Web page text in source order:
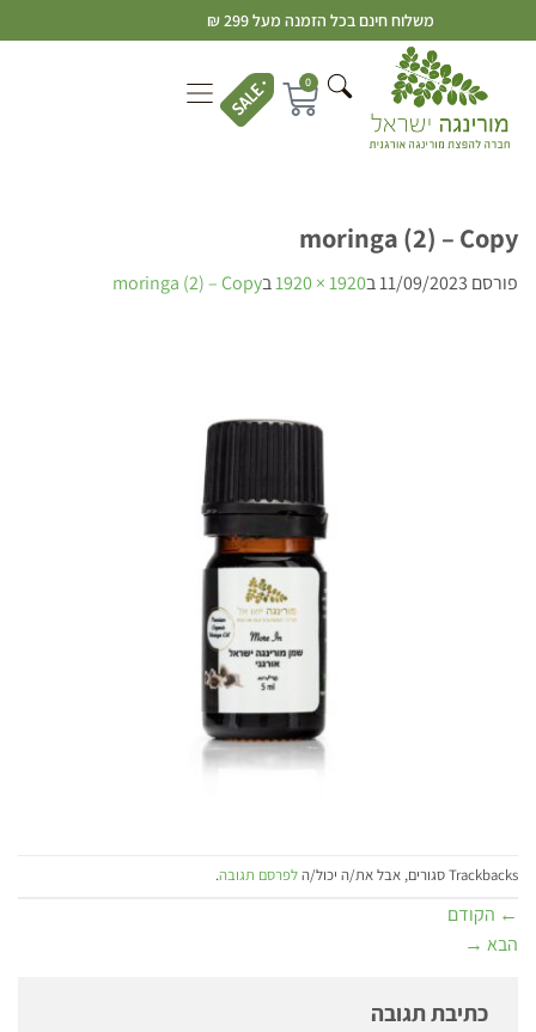
משלוח חינם בכל הזמנה מעל 299 ₪
0
moringa (2) – Copy
פורסם 11/09/2023ב1920 × 1920 בmoringa (2) – Copy
Trackbacks סגורים, אבל את/ה יכול/ה לפרסם תגובה.
← הקודם
הבא →
כתיבת תגובה